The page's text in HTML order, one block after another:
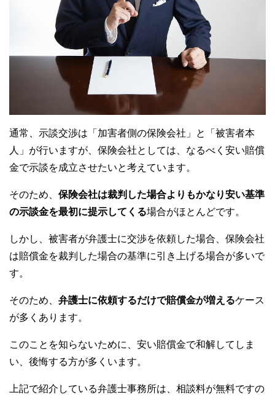
通常、示談交渉は「加害者側の保険会社」と「被害者本
人」が行いますが、保険会社としては、なるべく安い賠償
金で示談を成立させたいと考えています。
そのため、 保険会社は裁判した場合よりもかなり安い基準
の示談金を最初に提示してくる場合がほとんどです。
しかし、被害者が弁護士に交渉を依頼した場合、保険会社
は賠償金を裁判した場合の基準に引き上げる場合が多いで
す。
そのため、 弁護士に依頼するだけで賠償金が増えるケース
が多くあります。
このことを知らないために、安い賠償金で和解してしま
い、後悔する方が多くいます。
上記で紹介している弁護士事務所は、相談料が無料ですの